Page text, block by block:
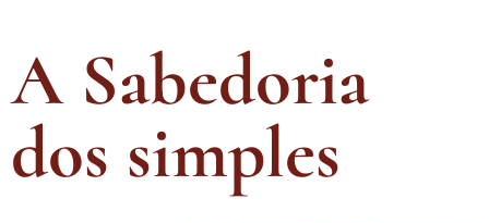
A Sabedoria
dos simples